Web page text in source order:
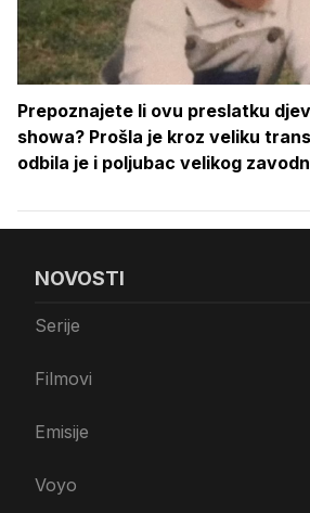
Prepoznajete li ovu preslatku
showa? Prošla je kroz veliku
odbila je i poljubac velikog
NOVOSTI
Serije
Filmovi
Emisije
Voyo